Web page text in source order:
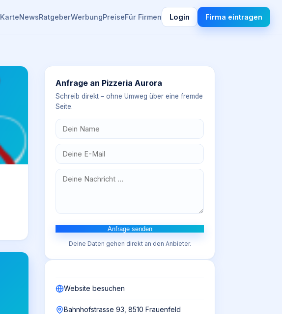
KarteNewsRatgeberWerbungPreiseFür Firmen Login Firma eintragen
Anfrage an Pizzeria Aurora
Schreib direkt – ohne Umweg über eine fremde
Seite.
Anfrage senden
Deine Daten gehen direkt an den Anbieter.
Website besuchen
Bahnhofstrasse 93, 8510 Frauenfeld